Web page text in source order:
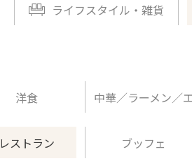
ライフスタイル・雑貨
洋食 中華／ラーメン／
レストラン ブッフェ